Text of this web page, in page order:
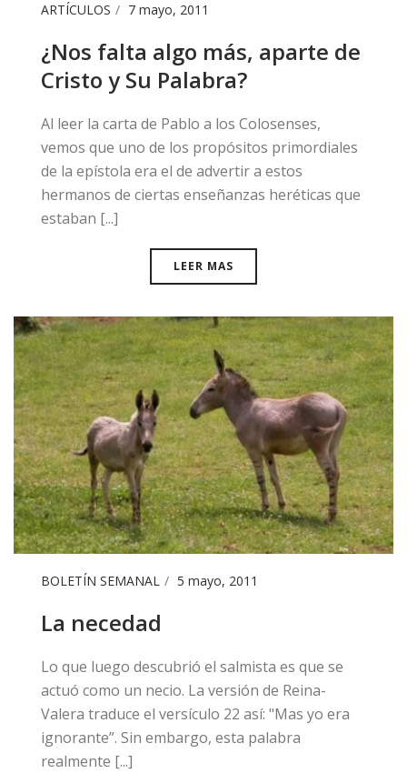
ARTÍCULOS 7 mayo, 2011
​¿Nos falta algo más, aparte de
Cristo y Su Palabra?
​Al leer la carta de Pablo a los Colosenses,
vemos que uno de los propósitos primordiales
de la epístola era el de advertir a estos
hermanos de ciertas enseñanzas heréticas que
estaban [...]
LEER MAS
BOLETÍN SEMANAL 5 mayo, 2011
La necedad
​​Lo que luego descubrió el salmista es que se
actuó como un necio. La versión de Reina-
Valera traduce el versículo 22 así: "Mas yo era
ignorante”. Sin embargo, esta palabra
realmente [...]